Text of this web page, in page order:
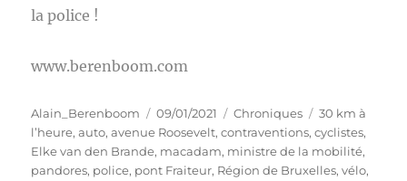
la police !
www.berenboom.com
Auteur
Alain_Berenboom
Publié
le
09/01/2021 Catégories
Chroniques Étiquettes
30 km à
l’heure,auto,avenue Roosevelt,contraventions,cyclistes,
Elke van den Brande, macadam, ministre de la mobilité,
pandores, police, pont Fraiteur, Région de Bruxelles,vélo,